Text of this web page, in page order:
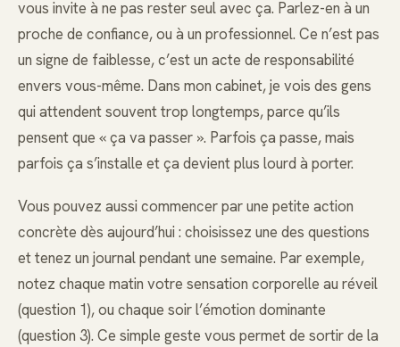
vous invite à ne pas rester seul avec ça. Parlez-en à un
proche de confiance, ou à un professionnel. Ce n’est pas
un signe de faiblesse, c’est un acte de responsabilité
envers vous-même. Dans mon cabinet, je vois des gens
qui attendent souvent trop longtemps, parce qu’ils
pensent que « ça va passer ». Parfois ça passe, mais
parfois ça s’installe et ça devient plus lourd à porter.
Vous pouvez aussi commencer par une petite action
concrète dès aujourd’hui : choisissez une des questions
et tenez un journal pendant une semaine. Par exemple,
notez chaque matin votre sensation corporelle au réveil
(question 1), ou chaque soir l’émotion dominante
(question 3). Ce simple geste vous permet de sortir de la